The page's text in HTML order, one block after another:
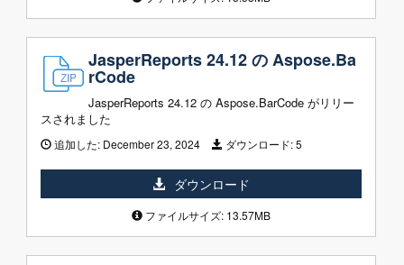
JasperReports 24.12 の Aspose.Ba
rCode
JasperReports 24.12 の Aspose.BarCode がリリー
スされました
追加した: December 23, 2024 ダウンロード:5
ダウンロード
ファイルサイズ: 13.57MB